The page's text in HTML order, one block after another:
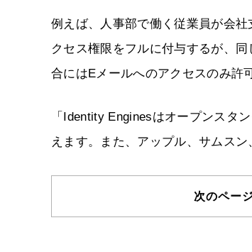
例えば、人事部で働く従業員が会
クセス権限をフルに付与するが、
合にはEメールへのアクセスのみ許
「Identity Enginesはオープンスタ
えます。また、アップル、サムス
次のペー